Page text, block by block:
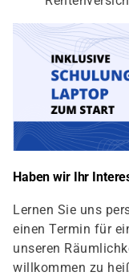
Haben wir Ihr
Lernen Sie uns
einen Termin für
unseren
willkommen zu